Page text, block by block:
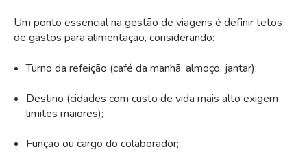
Um ponto essencial na gestão de viagens é definir tetos
de gastos para alimentação, considerando:
Turno da refeição (café da manhã, almoço, jantar);
Destino (cidades com custo de vida mais alto exigem
limites maiores);
Função ou cargo do colaborador;